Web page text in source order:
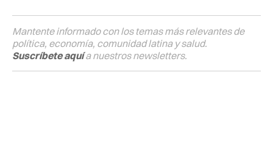
Mantente informado con los temas más relevantes de
política, economía, comunidad latina y salud.
Suscríbete aquía nuestros newsletters.